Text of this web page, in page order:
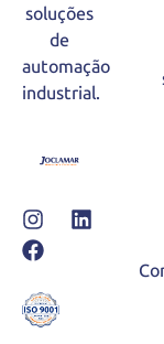
soluções
de
automação
industrial.